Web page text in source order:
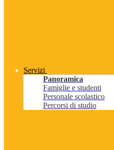
Servizi
Panoramica
Famiglie e studenti
Personale scolastico
Percorsi di studio